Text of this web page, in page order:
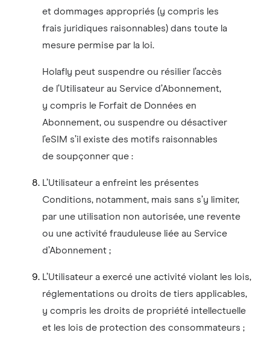
et dommages appropriés (y compris les
frais juridiques raisonnables) dans toute la
mesure permise par la loi.
Holafly peut suspendre ou résilier l’accès
de l’Utilisateur au Service d’Abonnement,
y compris le Forfait de Données en
Abonnement, ou suspendre ou désactiver
l’eSIM s’il existe des motifs raisonnables
de soupçonner que :
L’Utilisateur a enfreint les présentes
Conditions, notamment, mais sans s’y limiter,
par une utilisation non autorisée, une revente
ou une activité frauduleuse liée au Service
d’Abonnement ;
L’Utilisateur a exercé une activité violant les lois,
réglementations ou droits de tiers applicables,
y compris les droits de propriété intellectuelle
et les lois de protection des consommateurs ;